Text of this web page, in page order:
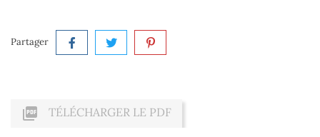
Partager
 TÉLÉCHARGER LE PDF